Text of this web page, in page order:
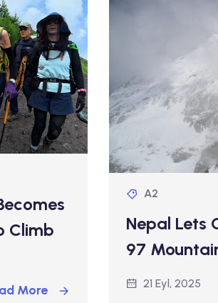
Climb
More
A2
Nepal Lets
97
21 Eyl, 2025